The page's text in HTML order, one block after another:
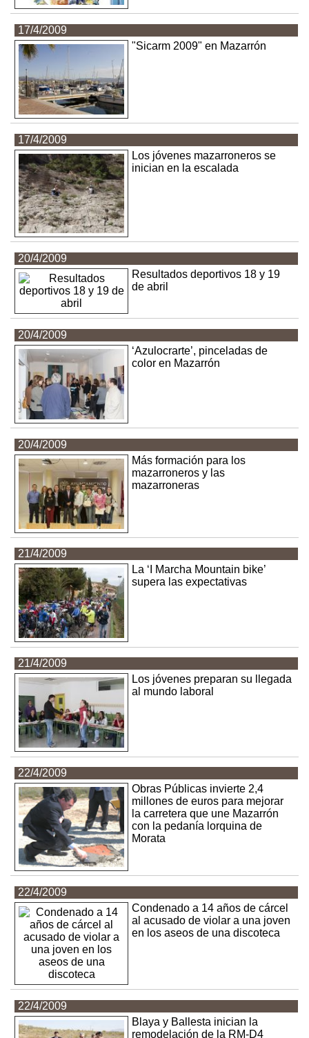
17/4/2009
"Sicarm 2009" en Mazarrón
17/4/2009
Los jóvenes mazarroneros se
inician en la escalada
20/4/2009
Resultados deportivos 18 y 19
de abril
20/4/2009
‘Azulocrarte’, pinceladas de
color en Mazarrón
20/4/2009
Más formación para los
mazarroneros y las
mazarroneras
21/4/2009
La ‘I Marcha Mountain bike’
supera las expectativas
21/4/2009
Los jóvenes preparan su llegada
al mundo laboral
22/4/2009
Obras Públicas invierte 2,4
millones de euros para mejorar
la carretera que une Mazarrón
con la pedanía lorquina de
Morata
22/4/2009
Condenado a 14 años de cárcel
al acusado de violar a una joven
en los aseos de una discoteca
22/4/2009
Blaya y Ballesta inician la
remodelación de la RM-D4